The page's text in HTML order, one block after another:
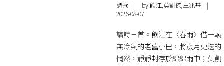
詩歌| by 飲江,莫凱傑,王兆基 |
2026-08-07
讀詩三首。飲江在〈春雨〉借一輛
無冷氣的老舊小巴，將歲月更迭的
惘然，靜靜封存於綿綿雨中；莫凱